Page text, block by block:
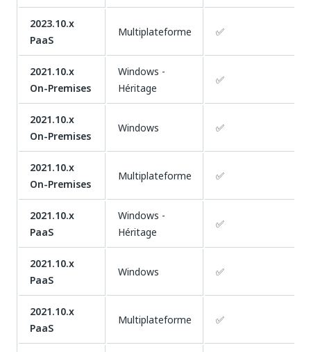
2023.10.x
PaaS
Multiplateforme ✅
2021.10.x
On-Premises
Windows -
Héritage
✅
2021.10.x
On-Premises
Windows ✅
2021.10.x
On-Premises
Multiplateforme ✅
2021.10.x
PaaS
Windows -
Héritage
✅
2021.10.x
PaaS
Windows ✅
2021.10.x
PaaS
Multiplateforme ✅